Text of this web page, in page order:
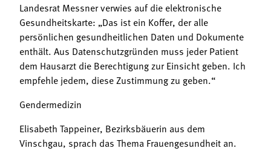
Landesrat Messner verwies auf die elektronische
Gesundheitskarte: „Das ist ein Koffer, der alle
persönlichen gesundheitlichen Daten und Dokumente
enthält. Aus Datenschutzgründen muss jeder Patient
dem Hausarzt die Berechtigung zur Einsicht geben. Ich
empfehle jedem, diese Zustimmung zu geben.“
Gendermedizin
Elisabeth Tappeiner, Bezirksbäuerin aus dem
Vinschgau, sprach das Thema Frauengesundheit an.